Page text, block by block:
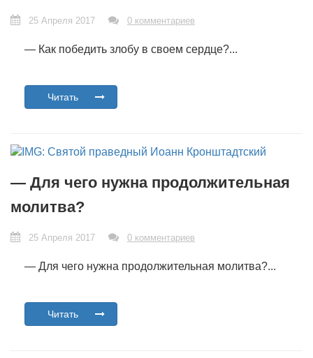
25 Апреля 2017 0 комментариев
— Как победить злобу в своем сердце?...
Читать
— Для чего нужна продолжительная
молитва?
25 Апреля 2017 0 комментариев
— Для чего нужна продолжительная молитва?...
Читать